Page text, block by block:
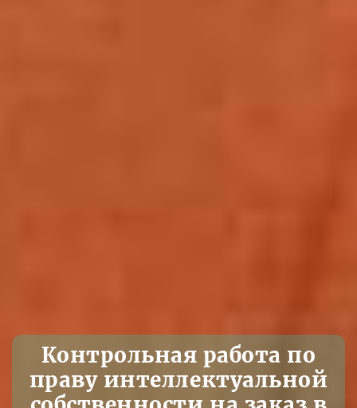
Контрольная работа по
праву интеллектуальной